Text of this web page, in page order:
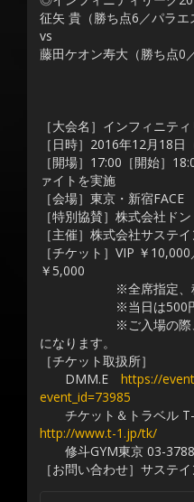
征矢 貴（勝ち点6／パラエ
vs
藤田ケオン寿大（勝ち点0／
［大会名］インフィニテ
［日時］2016年12月18日
［開場］17:00［開始］
ァイトを実施
［会場］東京・新宿FACE
［特別協賛］株式会社ド
［主催］株式会社サステイ
［チケット］VIP ￥
￥5,000
※全席指定、税込
※当日は500円
※ご入場の際、ド
になります。
［チケット取扱所］
DMM.E https://
event_id=73985
チケット＆トラベル
http://www.t-1.jp/tk/
修斗GYM東京 03-
［お問い合わせ］サステ